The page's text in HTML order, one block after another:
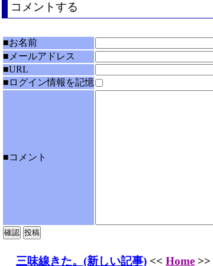
コメントする
■お名前
■メールアドレス
■URL
■ログイン情報を記憶
■コメント
三味線きた。(新しい記事) << Home >>